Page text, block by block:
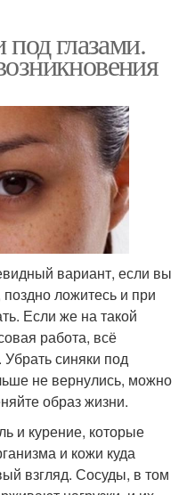
глазами.
вариант, если вы
ложитесь и при
Если же на такой
работа, всё
Убрать синяки под
не вернулись, можно
образ жизни.
и курение, которые
и кожи куда
взгляд. Сосуды, в том